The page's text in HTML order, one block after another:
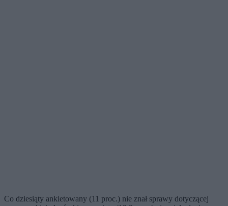
Co dziesiąty ankietowany (11 proc.) nie znał sprawy dotyczącej